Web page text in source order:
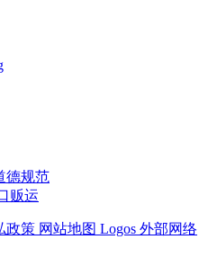
德规范
贩运
政策 网站地图 Logos 外部网络